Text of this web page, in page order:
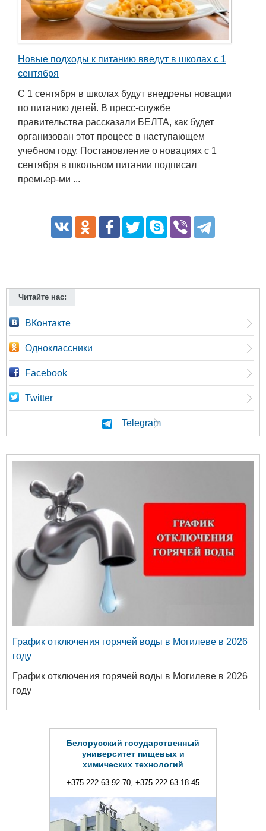
Новые подходы к питанию введут в школах с 1
сентября
С 1 сентября в школах будут внедрены новации
по питанию детей. В пресс-службе
правительства рассказали БЕЛТА, как будет
организован этот процесс в наступающем
учебном году. Постановление о новациях с 1
сентября в школьном питании подписал
премьер-ми ...
Читайте нас:
ВКонтакте
Одноклассники
Facebook
Twitter
Telegram
График отключения горячей воды в Могилеве в 2026
году
График отключения горячей воды в Могилеве в 2026
году
Белорусский государственный
университет пищевых и
химических технологий
+375 222 63-92-70, +375 222 63-18-45